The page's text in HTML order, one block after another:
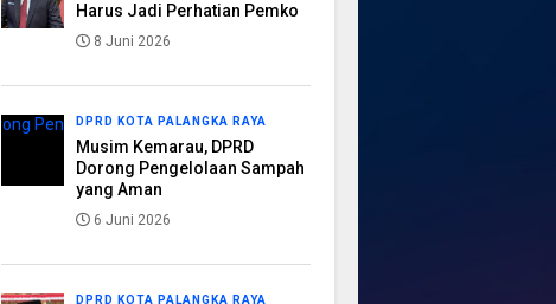
Harus Jadi Perhatian Pemko
8 Juni 2026
DPRD KOTA PALANGKA RAYA
Musim Kemarau, DPRD
Dorong Pengelolaan Sampah
yang Aman
6 Juni 2026
DPRD KOTA PALANGKA RAYA